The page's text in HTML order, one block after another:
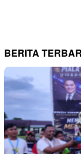
BERITA